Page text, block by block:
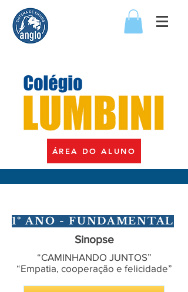
ÁREA DO ALUNO
1º ANO - FUNDAMENTAL
Sinopse
“CAMINHANDO JUNTOS”
“Empatia, cooperação e felicidade”